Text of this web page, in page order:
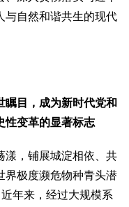
建设
教育
与自然和谐共生的现代
瞩目，成为新时代党和
性变革的显著标志
，铺展城淀相依、共
界极度濒危物种青头潜
年来，经过大规模系